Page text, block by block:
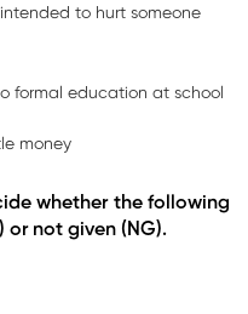
to hurt someone
formal education at school
money
whether the following
or not given (NG).